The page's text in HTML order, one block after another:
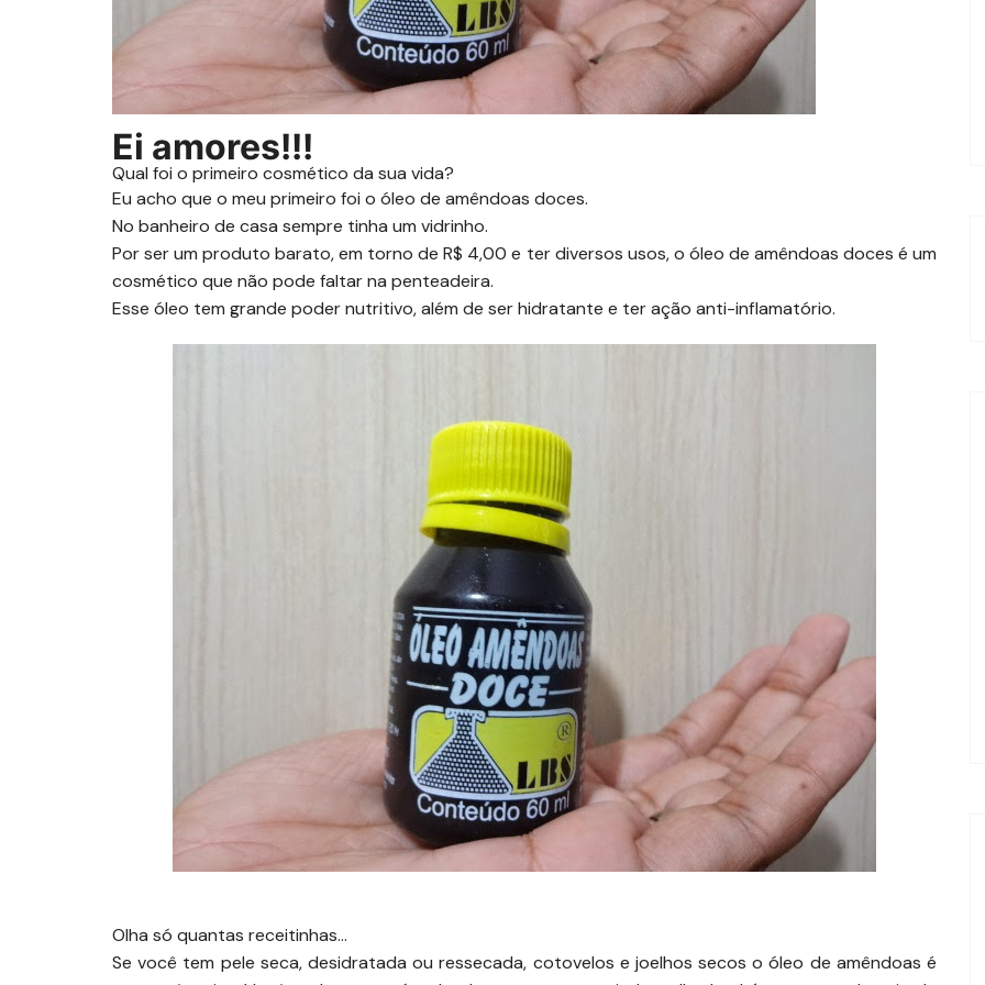
Ei amores!!!
Qual foi o primeiro cosmético da sua vida?
Eu acho que o meu primeiro foi o óleo de amêndoas doces.
No banheiro de casa sempre tinha um vidrinho.
Por ser um produto barato, em torno de R$ 4,00 e ter diversos usos, o óleo de amêndoas doces é um
cosmético que não pode faltar na penteadeira.
Esse óleo tem grande poder nutritivo, além de ser hidratante e ter ação anti-inflamatório.
Olha só quantas receitinhas…
Se você tem pele seca, desidratada ou ressecada, cotovelos e joelhos secos o óleo de amêndoas é